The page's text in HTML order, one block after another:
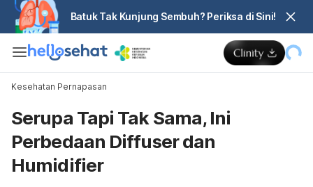
Batuk Tak Kunjung Sembuh? Periksa di Sini!
Kesehatan Pernapasan
Serupa Tapi Tak Sama, Ini
Perbedaan Diffuser dan
Humidifier